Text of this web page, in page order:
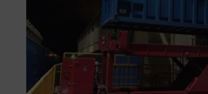
Suez